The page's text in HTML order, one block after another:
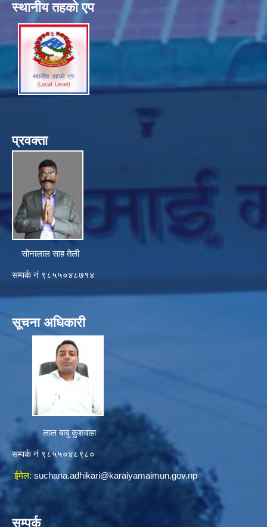
स्थानीय तहको एप
प्रवक्ता
सोनालाल साह तेली
सम्पर्क नं ९८५५०४८७१४
सूचना अधिकारी
लाल बाबु कुशवाहा
सम्पर्क नं ९८५५०४८९८०
ईमेल: suchana.adhikari@karaiyamaimun.gov.np
सम्पर्क